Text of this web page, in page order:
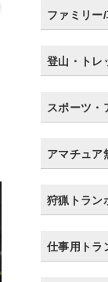
ファミリー
登山・トレ
スポーツ・
アマチュア
狩猟トラン
仕事用トラ